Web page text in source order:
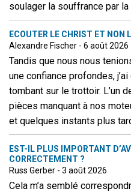
soulager la souffrance par la
ECOUTER LE CHRIST ET NON
Alexandre Fischer - 6 août 2026
Tandis que nous nous
une confiance profondes,
tombant sur le trottoir. L’un
pièces manquant à nos
et quelques instants plus
EST-IL PLUS IMPORTANT
CORRECTEMENT ?
Russ Gerber - 3 août 2026
Cela m’a semblé